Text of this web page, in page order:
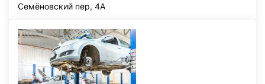
Семёновский пер, 4А